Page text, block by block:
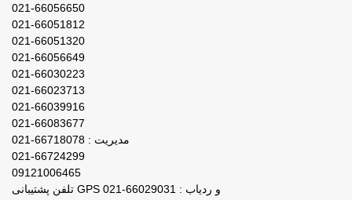
021-66056650
021-66051812
021-66051320
021-66056649
021-66030223
021-66023713
021-66039916
021-66083677
مدیریت : 66718078-021
021-66724299
09121006465
تلفن پشتیبانی GPS و ردیاب : 66029031-021